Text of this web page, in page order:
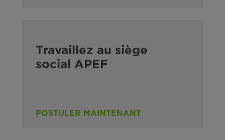
Travaillez au siège
social APEF
POSTULER MAINTENANT